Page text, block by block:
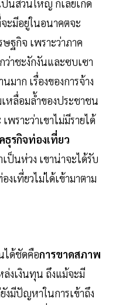
นส่วนใหญ่ ก็เลยเกิด
ะมีอยู่ในอนาคตจะ
ฐกิจ เพราะว่าภาค
ว่าชะงักงันและซบเซา
าก เรื่องของการจ้าง
หลื่อมล้ำของประชาชน
ราะว่าเขาไม่มีรายได้
ธุรกิจท่องเที่ยว
ป็นห่วง เขาน่าจะได้รับ
งเที่ยวไม่ได้เข้ามาตาม
ได้ชัดคือการขาดสภาพ
ล่งเงินทุน ถึงแม้จะมี
งมีปัญหาในการเข้าถึง